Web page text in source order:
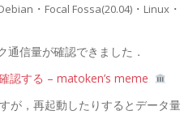
・ Focal Fossa(20.04) ・ Linux ・
信量が確認できました．
認する – matoken’s meme
が，再起動したりするとデータ